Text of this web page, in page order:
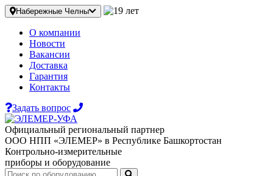
Набережные Челны
О компании
Новости
Вакансии
Доставка
Гарантия
Контакты
Задать вопрос
Официальный региональный партнер
ООО НПП «ЭЛЕМЕР» в Республике Башкортостан
Контрольно-измерительные
приборы и оборудование